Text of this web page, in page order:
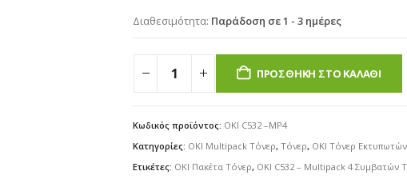
Διαθεσιμότητα: Παράδοση σε 1 - 3 ημέρες
ΠΡΟΣΘΉΚΗ ΣΤΟ ΚΑΛΆΘΙ
Κωδικός προϊόντος: OKI C532 –MP4
Κατηγορίες: OKI Multipack Τόνερ, Τόνερ, OKI Τόνερ Εκτυπωτών
Ετικέτες: OKI Πακέτα Τόνερ, OKI C532 – Multipack 4 Συμβατών